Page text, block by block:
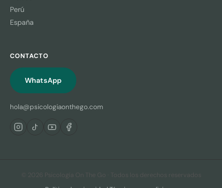
Perú
España
CONTACTO
WhatsApp
hola@psicologiaonthego.com
© 2026 Psicología On The Go · Todos los derechos reservados